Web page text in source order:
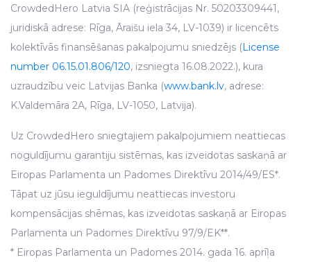
CrowdedHero Latvia SIA (reģistrācijas Nr. 50203309441,
juridiskā adrese: Rīga, Āraišu iela 34, LV-1039) ir licencēts
kolektīvās finansēšanas pakalpojumu sniedzējs (License
number 06.15.01.806/120, izsniegta 16.08.2022.), kura
uzraudzību veic Latvijas Banka (www.bank.lv, adrese:
K.Valdemāra 2A, Rīga, LV-1050, Latvija).
Uz CrowdedHero sniegtajiem pakalpojumiem neattiecas
noguldījumu garantiju sistēmas, kas izveidotas saskaņā ar
Eiropas Parlamenta un Padomes Direktīvu 2014/49/ES*.
Tāpat uz jūsu ieguldījumu neattiecas investoru
kompensācijas shēmas, kas izveidotas saskaņā ar Eiropas
Parlamenta un Padomes Direktīvu 97/9/EK**.
* Eiropas Parlamenta un Padomes 2014. gada 16. aprīļa